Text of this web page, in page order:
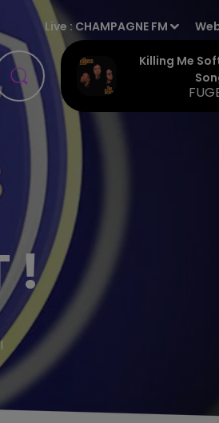
Live : CHAMPAGNE FM
Killing Me
!